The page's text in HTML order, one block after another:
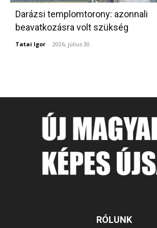
Darázsi templomtorony: azonnali
beavatkozásra volt szükség
Tatai Igor - 2026, július 30.
RÓLUNK